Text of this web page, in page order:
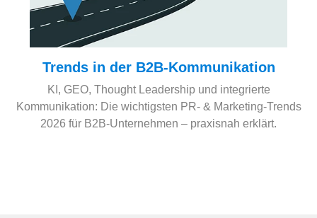
Trends in der B2B-Kommunikation
KI, GEO, Thought Leadership und integrierte
Kommunikation: Die wichtigsten PR- & Marketing-Trends
2026 für B2B-Unternehmen – praxisnah erklärt.